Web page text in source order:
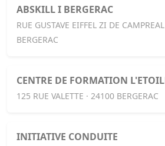
ABSKILL I BERGERAC
RUE GUSTAVE EIFFEL ZI DE
BERGERAC
CENTRE DE FORMATION
125 RUE VALETTE · 24100 BERGERAC
INITIATIVE CONDUITE